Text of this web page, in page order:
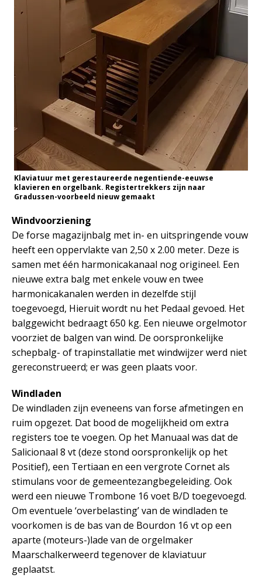
Klaviatuur met gerestaureerde negentiende-eeuwse
klavieren en orgelbank. Registertrekkers zijn naar
Gradussen-voorbeeld nieuw gemaakt
Windvoorziening
De forse magazijnbalg met in- en uitspringende vouw
heeft een oppervlakte van 2,50 x 2.00 meter. Deze is
samen met één harmonicakanaal nog origineel. Een
nieuwe extra balg met enkele vouw en twee
harmonicakanalen werden in dezelfde stijl
toegevoegd, Hieruit wordt nu het Pedaal gevoed. Het
balggewicht bedraagt 650 kg. Een nieuwe orgelmotor
voorziet de balgen van wind. De oorspronkelijke
schepbalg- of trapinstallatie met windwijzer werd niet
gereconstrueerd; er was geen plaats voor.
Windladen
De windladen zijn eveneens van forse afmetingen en
ruim opgezet. Dat bood de mogelijkheid om extra
registers toe te voegen. Op het Manuaal was dat de
Salicionaal 8 vt (deze stond oorspronkelijk op het
Positief), een Tertiaan en een vergrote Cornet als
stimulans voor de gemeentezangbegeleiding. Ook
werd een nieuwe Trombone 16 voet B/D toegevoegd.
Om eventuele ‘overbelasting’ van de windladen te
voorkomen is de bas van de Bourdon 16 vt op een
aparte (moteurs-)lade van de orgelmaker
Maarschalkerweerd tegenover de klaviatuur
geplaatst.